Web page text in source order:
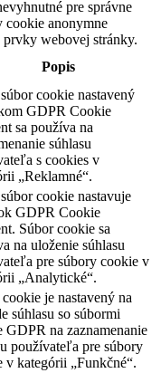
pre správne
cookie anonymne
prvky webovej stránky.
Popis
cookie nastavený
GDPR Cookie
sa používa na
súhlasu
s cookies v
„Reklamné“.
cookie nastavuje
GDPR Cookie
Súbor cookie sa
na uloženie súhlasu
pre súbory cookie v
„Analytické“.
je nastavený na
súhlasu so súbormi
GDPR na zaznamenanie
používateľa pre súbory
v kategórii „Funkčné“.